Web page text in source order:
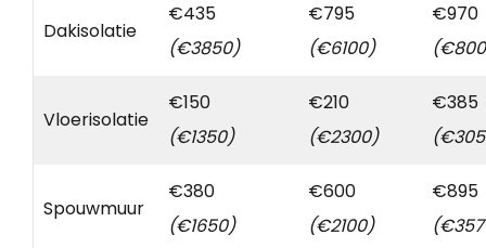
Dakisolatie
€435
(€3850)
€795
(€6100)
€970
Vloerisolatie
€150
(€1350)
€210
(€2300)
€385
Spouwmuur
€380
(€1650)
€600
(€2100)
€895